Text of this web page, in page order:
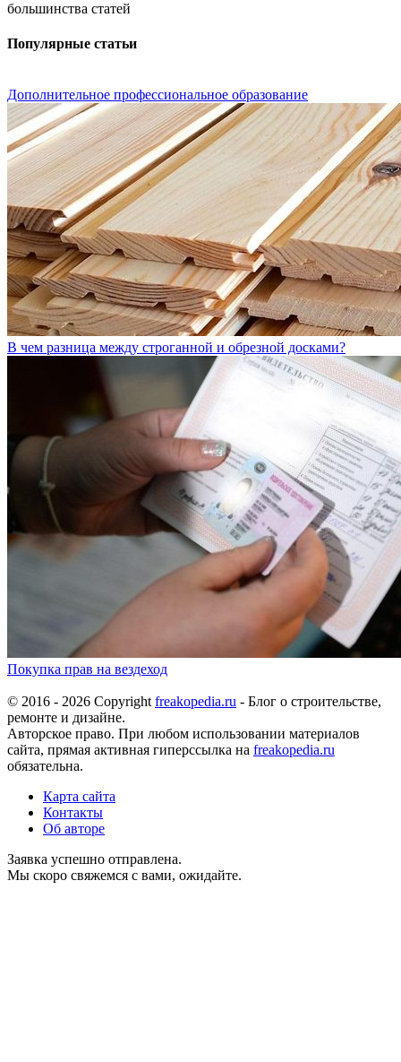
большинства статей
Популярные статьи
Дополнительное профессиональное образование
В чем разница между строганной и обрезной досками?
Покупка прав на вездеход
© 2016 - 2026 Copyrightfreakopedia.ru - Блог о строительстве,
ремонте и дизайне.
Авторское право. При любом использовании материалов
сайта, прямая активная гиперссылка на freakopedia.ru
обязательна.
Карта сайта
Контакты
Об авторе
Заявка успешно отправлена.
Мы скоро свяжемся с вами, ожидайте.